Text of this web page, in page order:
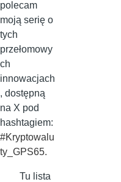
polecam
moją serię o
tych
przełomowy
ch
innowacjach
, dostępną
na X pod
hashtagiem:
#Kryptowalu
ty_GPS65.
Tu lista